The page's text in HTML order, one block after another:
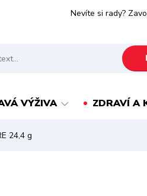
Nevíte si rady?
VÝŽIVA ZDRAVÍ A
24,4 g